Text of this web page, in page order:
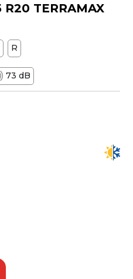
TERRAMAX
R
73 dB